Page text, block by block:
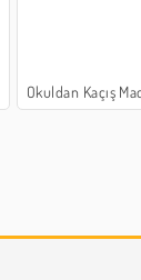
Okuldan Kaçış